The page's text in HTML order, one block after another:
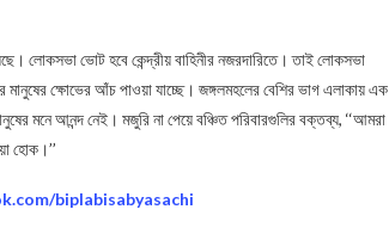
লোকসভা ভোট হবে কেন্দ্রীয় বাহিনীর নজরদারিতে। তাই লোকসভা
মানুষের ক্ষোভের আঁচ পাওয়া যাচ্ছে। জঙ্গলমহলের বেশির ভাগ এলাকায় এক
মনে আনন্দ নেই। মজুরি না পেয়ে বঞ্চিত পরিবারগুলির বক্তব্য, ‘‘আমরা
হোক।’’
biplabisabyasachi